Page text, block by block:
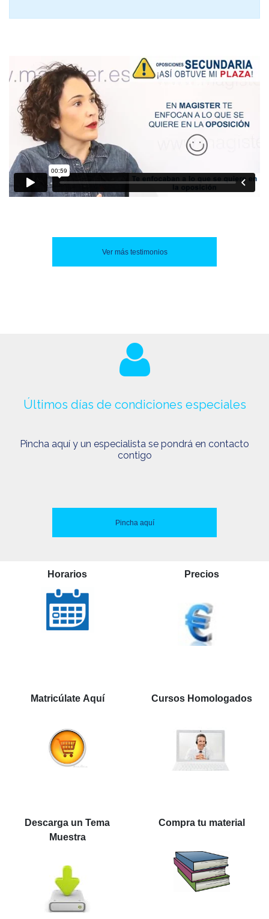
Ver más testimonios
Últimos días de condiciones especiales
Pincha aquí y un especialista se pondrá en contacto
contigo
Pincha aquí
Horarios Precios
Matricúlate Aquí Cursos Homologados
Descarga un Tema
Muestra
Compra tu material